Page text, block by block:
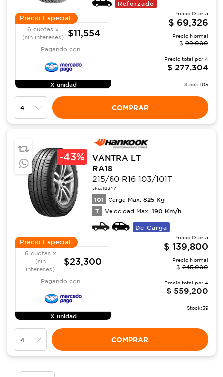
Reforzado
Precio Especial:
6 cuotas x
(sin intereses)
$11,554
Pagando con:
X unidad
Precio Oferta
$ 69,326
Precio Normal
$ 99,000
Precio total por 4
$ 277,304
Stock:105
COMPRAR
-43%
VANTRA LT
RA18
215/60 R16 103/101T
sku:18347
101 Carga Max: 825 Kg
T Velocidad Max: 190 Km/h
De Carga
Precio Especial:
6 cuotas x
(sin
intereses)
$23,300
Pagando con:
X unidad
Precio Oferta
$ 139,800
Precio Normal
$ 245,000
Precio total por 4
$ 559,200
Stock:59
COMPRAR